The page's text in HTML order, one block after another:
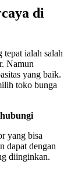
di
ialah salah
Namun
yang baik.
toko bunga
yang bisa
dapat dengan
diinginkan.